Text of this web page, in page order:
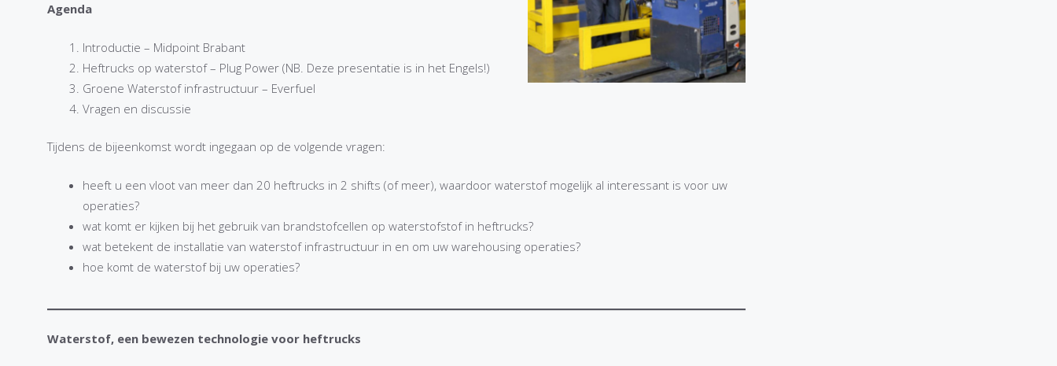
Agenda
Introductie – Midpoint Brabant
Heftrucks op waterstof – Plug Power (NB. Deze presentatie is in het Engels!)
Groene Waterstof infrastructuur – Everfuel
Vragen en discussie
Tijdens de bijeenkomst wordt ingegaan op de volgende vragen:
heeft u een vloot van meer dan 20 heftrucks in 2 shifts (of meer), waardoor waterstof mogelijk al interessant is voor uw
operaties?
wat komt er kijken bij het gebruik van brandstofcellen op waterstofstof in heftrucks?
wat betekent de installatie van waterstof infrastructuur in en om uw warehousing operaties?
hoe komt de waterstof bij uw operaties?
Waterstof, een bewezen technologie voor heftrucks